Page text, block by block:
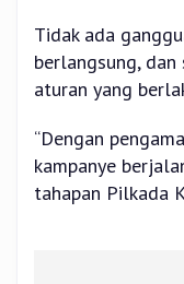
Tidak ada
berlangsung,
aturan yang
“Dengan
kampanye
tahapan Pilkada